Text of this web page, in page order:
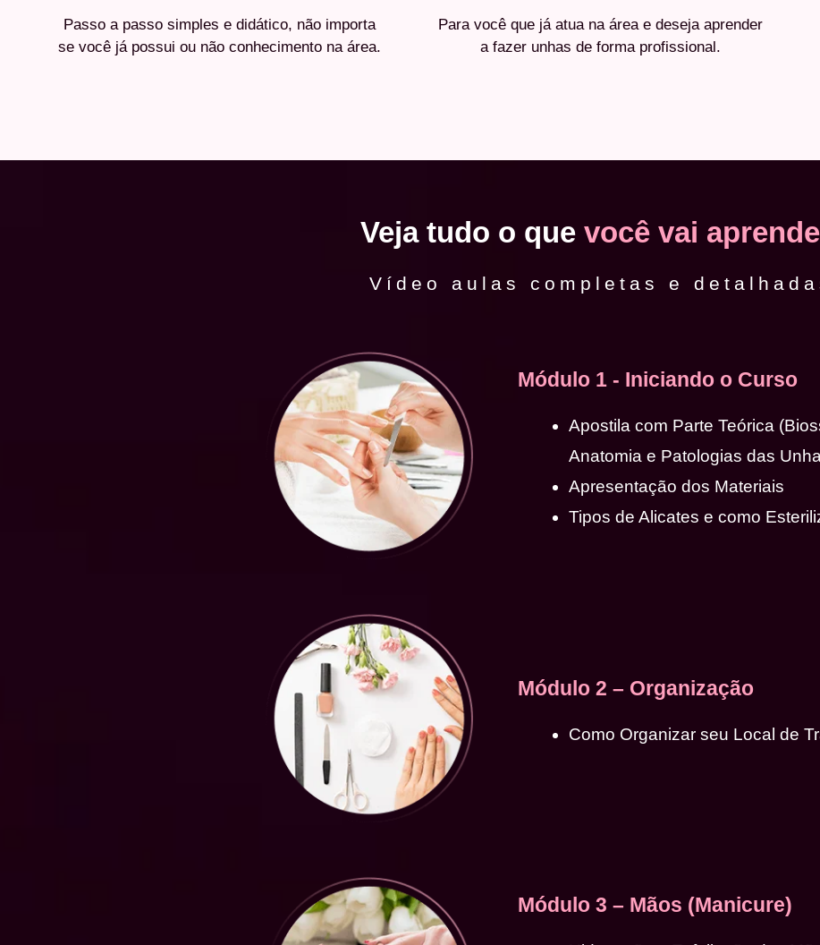
Passo a passo simples e didático, não importa
se você já possui ou não conhecimento na área.
Para você que já atua na área e deseja aprender
a fazer unhas de forma profissional.
Veja tudo o que você vai
Vídeo aulas completas e
Módulo 1 - Iniciando o Curso
Apostila com Parte Teórica
Anatomia e Patologias das
Apresentação dos Materiais
Tipos de Alicates e como
Módulo 2 – Organização
Como Organizar seu Local de
Módulo 3 – Mãos (Manicure)